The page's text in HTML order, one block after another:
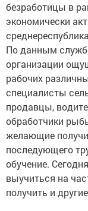
безработицы в
экономически
По данным
организации
рабочих
специалисты
продавцы,
обработчики
желающие
последующего
обучение.
выучиться на
получить и